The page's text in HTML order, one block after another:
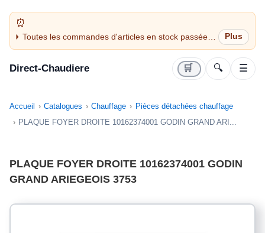
Toutes les commandes d'articles en stock passées
avant 14H sont expédiées le jour même (jours
Direct-Chaudiere 🛒 🔍 ☰
Accueil Catalogues Chauffage
Pièces détachées chauffage
PLAQUE FOYER DROITE 10162374001 GODIN GRAND ARI...
PLAQUE FOYER DROITE 10162374001 GODIN
GRAND ARIEGEOIS 3753